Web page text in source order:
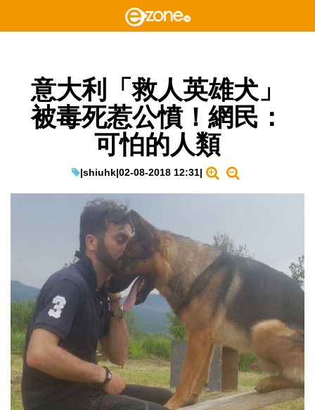
意大利「救人英雄犬」
被毒死惹公憤！網民：
可怕的人類
|shiuhk|02-08-2018 12:31|